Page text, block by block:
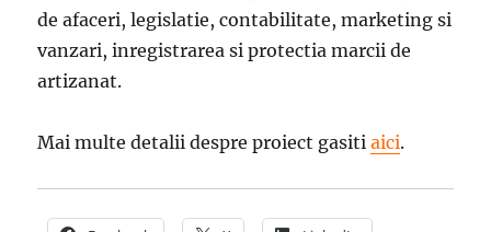
de afaceri, legislatie, contabilitate, marketing si
vanzari, inregistrarea si protectia marcii de
artizanat.
Mai multe detalii despre proiect gasitiaici.